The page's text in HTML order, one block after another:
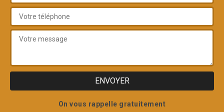
On vous rappelle gratuitement